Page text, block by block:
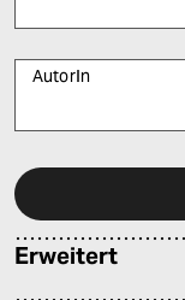
AutorIn
Erweitert